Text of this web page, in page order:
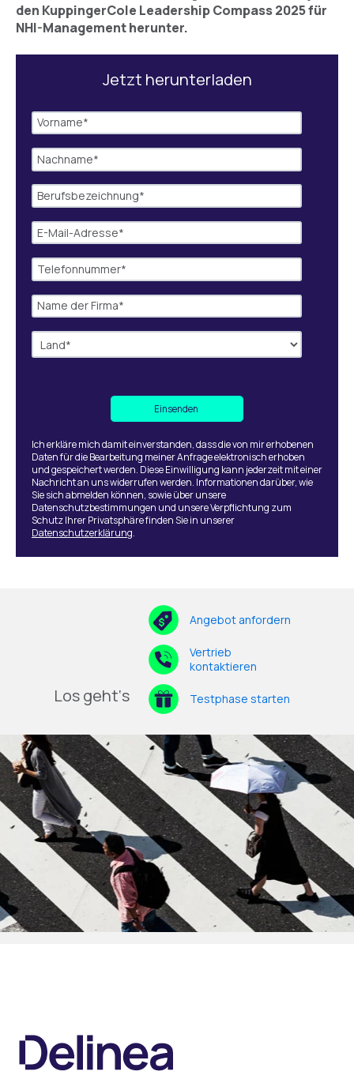
den KuppingerCole Leadership Compass 2025 für
NHI-Management herunter.
Jetzt herunterladen
Ich erkläre mich damit einverstanden, dass die von mir erhobenen
Daten für die Bearbeitung meiner Anfrage elektronisch erhoben
und gespeichert werden. Diese Einwilligung kann jederzeit mit einer
Nachricht an uns widerrufen werden. Informationen darüber, wie
Sie sich abmelden können, sowie über unsere
Datenschutzbestimmungen und unsere Verpflichtung zum
Schutz Ihrer Privatsphäre finden Sie in unserer
Datenschutzerklärung.
Los geht‘s
Angebot anfordern
Vertrieb
kontaktieren
Testphase starten